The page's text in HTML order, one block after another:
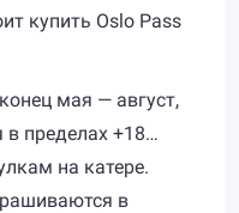
купить Oslo Pass
мая — август,
в пределах +18…
на катере.
в